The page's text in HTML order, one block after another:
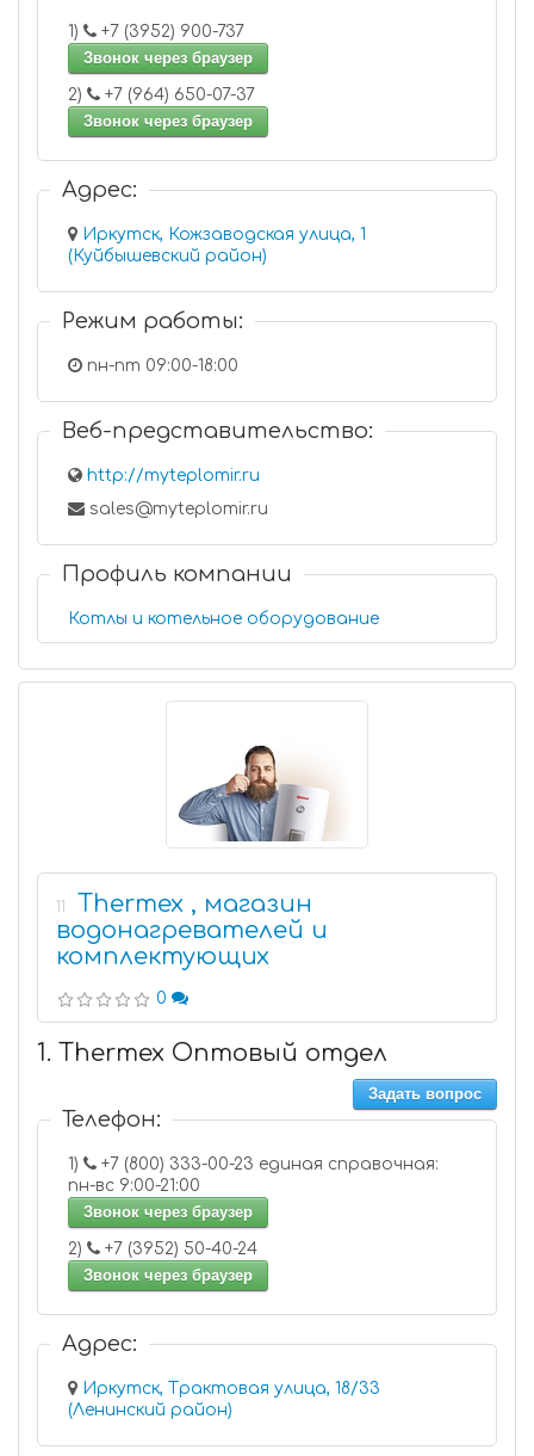
1)
+7 (3952) 900-737
Звонок через браузер
2)
+7 (964) 650-07-37
Звонок через браузер
Адрес:
Иркутск, Кожзаводская улица, 1
(Куйбышевский район)
Режим работы:
пн-пт 09:00-18:00
Веб-представительство:
http://myteplomir.ru
sales@myteplomir.ru
Профиль компании
Котлы и котельное оборудование
11
Thermex , магазин
водонагревателей и
комплектующих
0
1. Thermex Оптовый отдел
Задать вопрос
Телефон:
1)
пн-вс 9:00-21:00
Звонок через браузер
2)
+7 (3952) 50-40-24
Звонок через браузер
Адрес:
Иркутск, Трактовая улица, 18/33
(Ленинский район)